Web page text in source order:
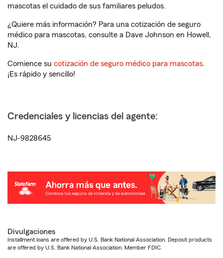
mascotas el cuidado de sus familiares peludos.
¿Quiere más información? Para una cotización de seguro
médico para mascotas, consulte a Dave Johnson en Howell,
NJ.
Comience su cotización de seguro médico para mascotas.
¡Es rápido y sencillo!
Credenciales y licencias del agente:
NJ-9828645
Divulgaciones
Installment loans are offered by U.S. Bank National Association. Deposit products
are offered by U.S. Bank National Association. Member FDIC.